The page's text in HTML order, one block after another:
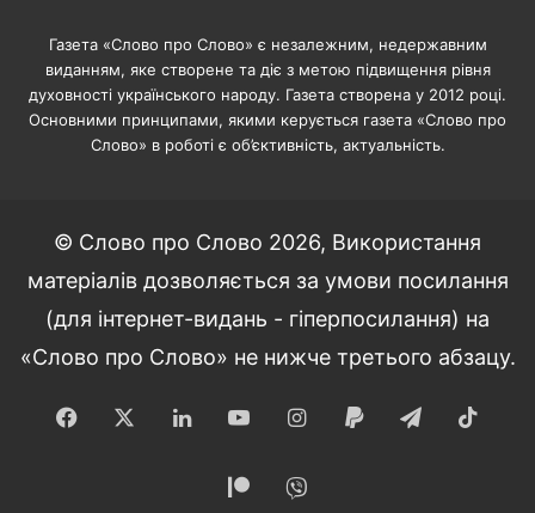
Газета «Слово про Слово» є незалежним, недержавним
виданням, яке створене та діє з метою підвищення рівня
духовності українського народу. Газета створена у 2012 році.
Основними принципами, якими керується газета «Слово про
Слово» в роботі є об’єктивність, актуальність.
© Слово про Слово 2026, Використання
матеріалів дозволяється за умови посилання
(для інтернет-видань - гіперпосилання) на
«Слово про Слово» не нижче третього абзацу.
Facebook LinkedInYouTubeInstagram
Paypal Telegram
Patreon